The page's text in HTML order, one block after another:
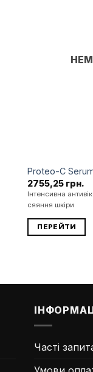
Proteo-C
2755,25 грн.
Інтенсивна
сяяння шкіри
ПЕРЕЙТИ
Часті